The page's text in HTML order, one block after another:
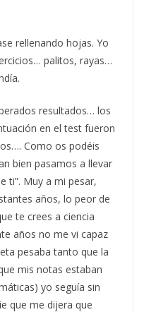
rellenando hojas. Yo
palitos, rayas…
resultados… los
en el test fueron
Como os podéis
bien pasamos a llevar
ti”. Muy a mi pesar,
años, lo peor de
te crees a ciencia
años no me vi capaz
pesaba tanto que la
mis notas estaban
yo seguía sin
que me dijera que